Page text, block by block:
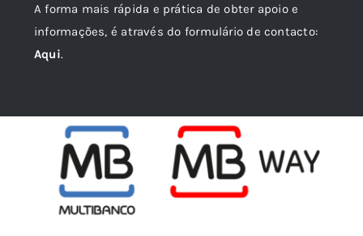
A forma mais rápida e prática de obter apoio e
informações, é através do formulário de contacto:
Aqui.